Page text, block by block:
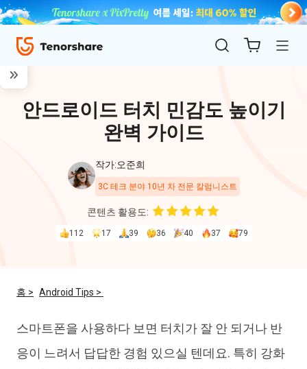
for iOS
iOS
iAnyGo
안드로이드 터치 민감도 높이기
완벽 가이드
작가:오준희
3C 테크 분야 10년 차 전문 칼럼니스트
콘텐츠 활용도:
112 17 39 36 40 37 79
홈 > Android Tips >
스마트폰을 사용하다 보면 터치가 잘 안 되거나 반
응이 느려서 답답한 경험 있으실 텐데요. 특히 강화